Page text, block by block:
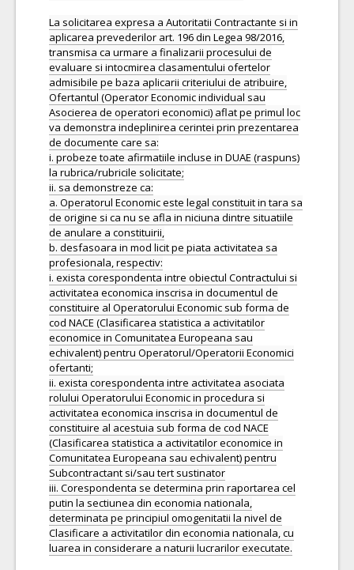
La solicitarea expresa a Autoritatii Contractante si in
aplicarea prevederilor art. 196 din Legea 98/2016,
transmisa ca urmare a finalizarii procesului de
evaluare si intocmirea clasamentului ofertelor
admisibile pe baza aplicarii criteriului de atribuire,
Ofertantul (Operator Economic individual sau
Asocierea de operatori economici) aflat pe primul loc
va demonstra indeplinirea cerintei prin prezentarea
de documente care sa:
i. probeze toate afirmatiile incluse in DUAE (raspuns)
la rubrica/rubricile solicitate;
ii. sa demonstreze ca:
a. Operatorul Economic este legal constituit in tara sa
de origine si ca nu se afla in niciuna dintre situatiile
de anulare a constituirii,
b. desfasoara in mod licit pe piata activitatea sa
profesionala, respectiv:
i. exista corespondenta intre obiectul Contractului si
activitatea economica inscrisa in documentul de
constituire al Operatorului Economic sub forma de
cod NACE (Clasificarea statistica a activitatilor
economice in Comunitatea Europeana sau
echivalent) pentru Operatorul/Operatorii Economici
ofertanti;
ii. exista corespondenta intre activitatea asociata
rolului Operatorului Economic in procedura si
activitatea economica inscrisa in documentul de
constituire al acestuia sub forma de cod NACE
(Clasificarea statistica a activitatilor economice in
Comunitatea Europeana sau echivalent) pentru
Subcontractant si/sau tert sustinator
iii. Corespondenta se determina prin raportarea cel
putin la sectiunea din economia nationala,
determinata pe principiul omogenitatii la nivel de
Clasificare a activitatilor din economia nationala, cu
luarea in considerare a naturii lucrarilor executate.